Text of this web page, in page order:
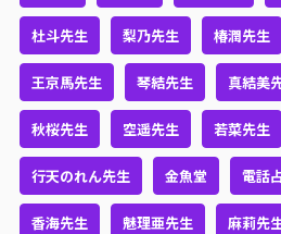
杜斗先生 梨乃先生 椿潤先生
王京馬先生 琴結先生 真結美
秋桜先生 空遥先生 若菜先生
行天のれん先生 金魚堂 電話
香海先生 魅理亜先生 麻莉先